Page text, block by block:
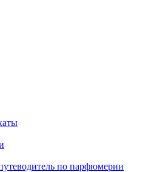
по парфюмерии